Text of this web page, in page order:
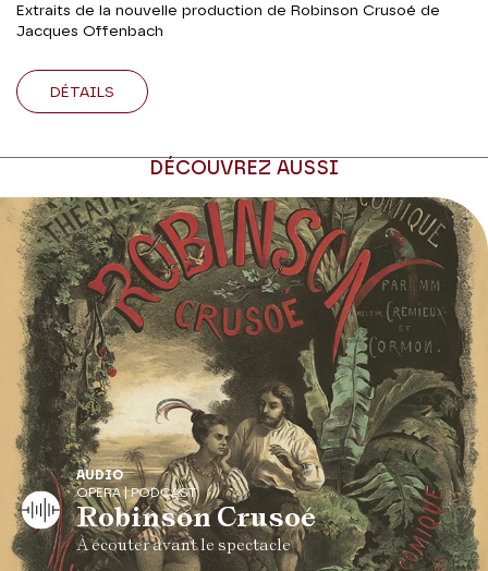
Extraits de la nouvelle production de Robinson Crusoé de
Jacques Offenbach
DÉTAILS
DÉCOUVREZ AUSSI
AUDIO
OPERA | PODCAST
Robinson Crusoé
À écouter avant le spectacle